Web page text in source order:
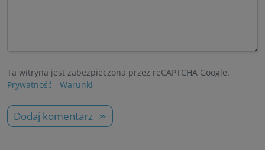
Ta witryna jest zabezpieczona przez reCAPTCHA Google.
Prywatność - Warunki
Dodaj komentarz